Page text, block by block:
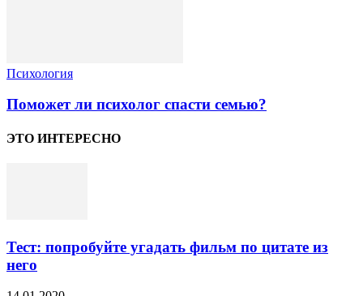
Психология
Поможет ли психолог спасти семью?
ЭТО ИНТЕРЕСНО
Тест: попробуйте угадать фильм по цитате из
него